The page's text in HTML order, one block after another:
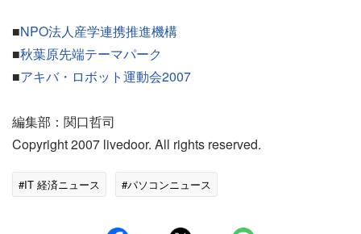
■NPO法人産学連携推進機構
■秋葉原先端テーマパーク
■アキバ・ロボット運動会2007
編集部：関口哲司
Copyright 2007 livedoor. All rights reserved.
#IT 経済ニュース #パソコンニュース